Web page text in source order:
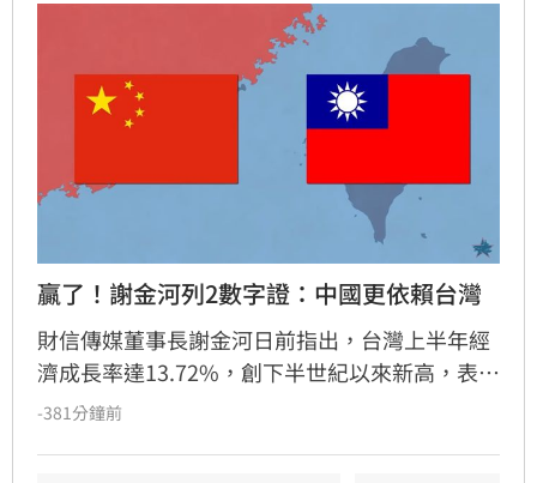
贏了！謝金河列2數字證：中國更依賴台灣
財信傳媒董事長謝金河日前指出，台灣上半年經
濟成長率達13.72%，創下半世紀以來新高，表現
遠優於中國與南韓。謝金河強調，數據顯示台灣
-381分鐘前